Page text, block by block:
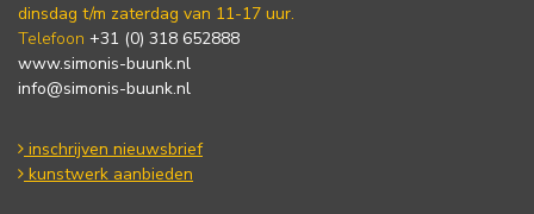
dinsdag t/m zaterdag van 11-17 uur.
Telefoon +31 (0) 318 652888
www.simonis-buunk.nl
info@simonis-buunk.nl
inschrijven nieuwsbrief
kunstwerk aanbieden